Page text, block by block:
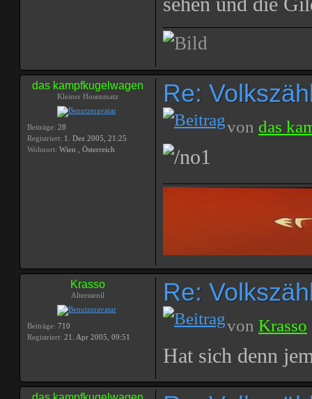
das kampfkugelwagen
Kleiner Hosenmatz
Beiträge: 28
Registriert: 1. Dez 2005, 21:25
Wohnort: Wien , Österreich
Re:
von das
Krasso
Alterssenil
Beiträge: 710
Registriert: 21. Apr 2005, 09:51
Re:
von Krasso
Hat sich denn